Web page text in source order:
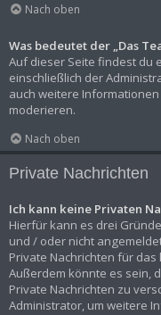
Nach oben
Was bedeutet der „Das
Auf dieser Seite findest du
einschließlich der
auch weitere
moderieren.
Nach oben
Private Nachrichten
Ich kann keine Privaten
Hierfür kann es drei
und / oder nicht
Private Nachrichten für
Außerdem könnte es sein,
Private Nachrichten zu
Administrator, um weitere